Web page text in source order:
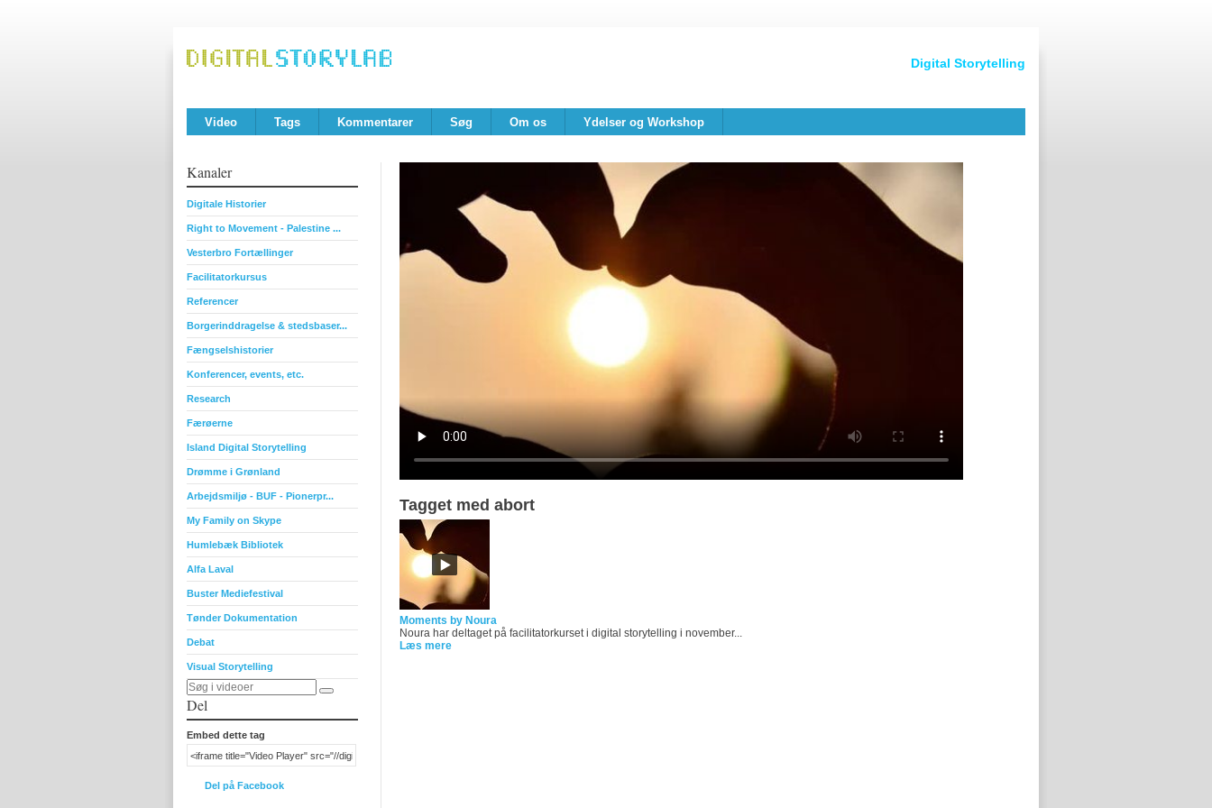
Digital Storytelling
Video Tags Kommentarer Søg Om os Ydelser og Workshop
Kanaler
Digitale Historier
Right to Movement - Palestine ...
Vesterbro Fortællinger
Facilitatorkursus
Referencer
Borgerinddragelse & stedsbaser...
Fængselshistorier
Konferencer, events, etc.
Research
Færøerne
Island Digital Storytelling
Drømme i Grønland
Arbejdsmiljø - BUF - Pionerpr...
My Family on Skype
Humlebæk Bibliotek
Alfa Laval
Buster Mediefestival
Tønder Dokumentation
Debat
Visual Storytelling
Del
Embed dette tag
Del på Facebook
Tagget med abort
Moments by Noura
Noura har deltaget på facilitatorkurset i digital storytelling i november...
Læs mere